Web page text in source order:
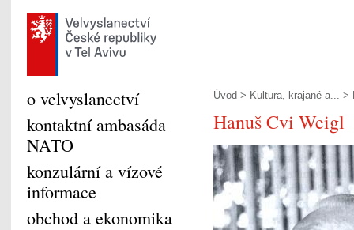
Úvod > Kultura, krajané a... >
Hanuš Cvi Weigl
o velvyslanectví
kontaktní ambasáda
NATO
konzulární a vízové
informace
obchod a ekonomika